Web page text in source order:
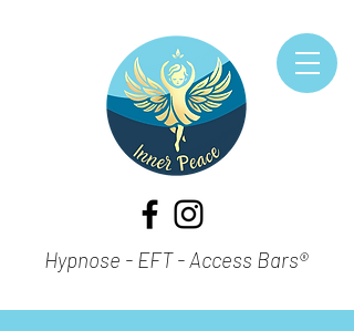
Hypnose - EFT - Access Bars®